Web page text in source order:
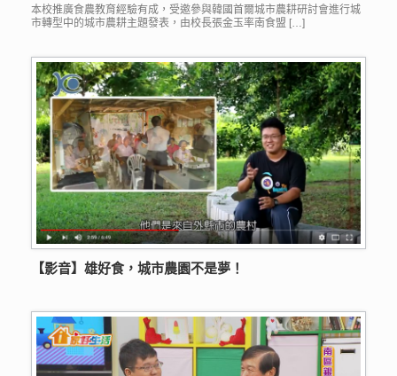
本校推廣食農教育經驗有成，受邀參與韓國首爾城市農耕研討會進行城
市轉型中的城市農耕主題發表，由校長張金玉率南食盟 […]
【影音】雄好食，城市農園不是夢！